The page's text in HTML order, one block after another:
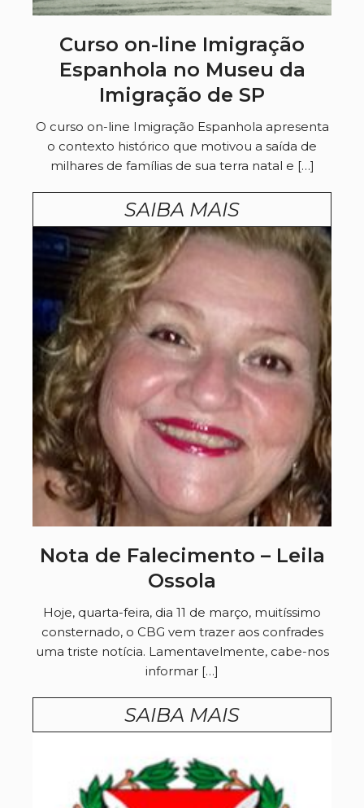
Curso on-line Imigração
Espanhola no Museu da
Imigração de SP
O curso on-line Imigração Espanhola apresenta
o contexto histórico que motivou a saída de
milhares de famílias de sua terra natal e […]
SAIBA MAIS
Nota de Falecimento – Leila
Ossola
Hoje, quarta-feira, dia 11 de março, muitíssimo
consternado, o CBG vem trazer aos confrades
uma triste notícia. Lamentavelmente, cabe-nos
informar […]
SAIBA MAIS